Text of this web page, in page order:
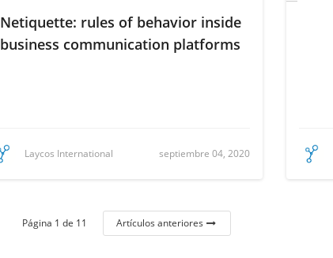
Netiquette: rules of behavior inside
business communication platforms
Laycos International septiembre 04, 2020
Página 1 de 11 Artículos anteriores